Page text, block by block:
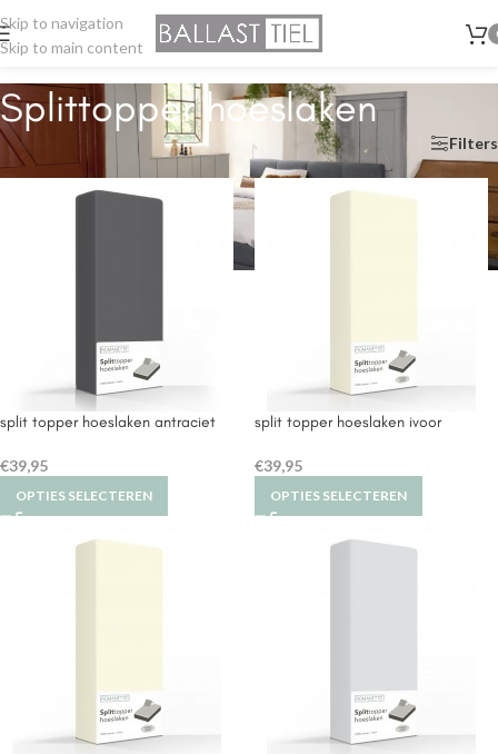
Skip to navigation
Skip to main content
Splittopper hoeslaken
Home Splittopper hoeslaken Filters
split topper hoeslaken antraciet
€39,95
OPTIES SELECTEREN
split topper hoeslaken ivoor
€39,95
OPTIES SELECTEREN